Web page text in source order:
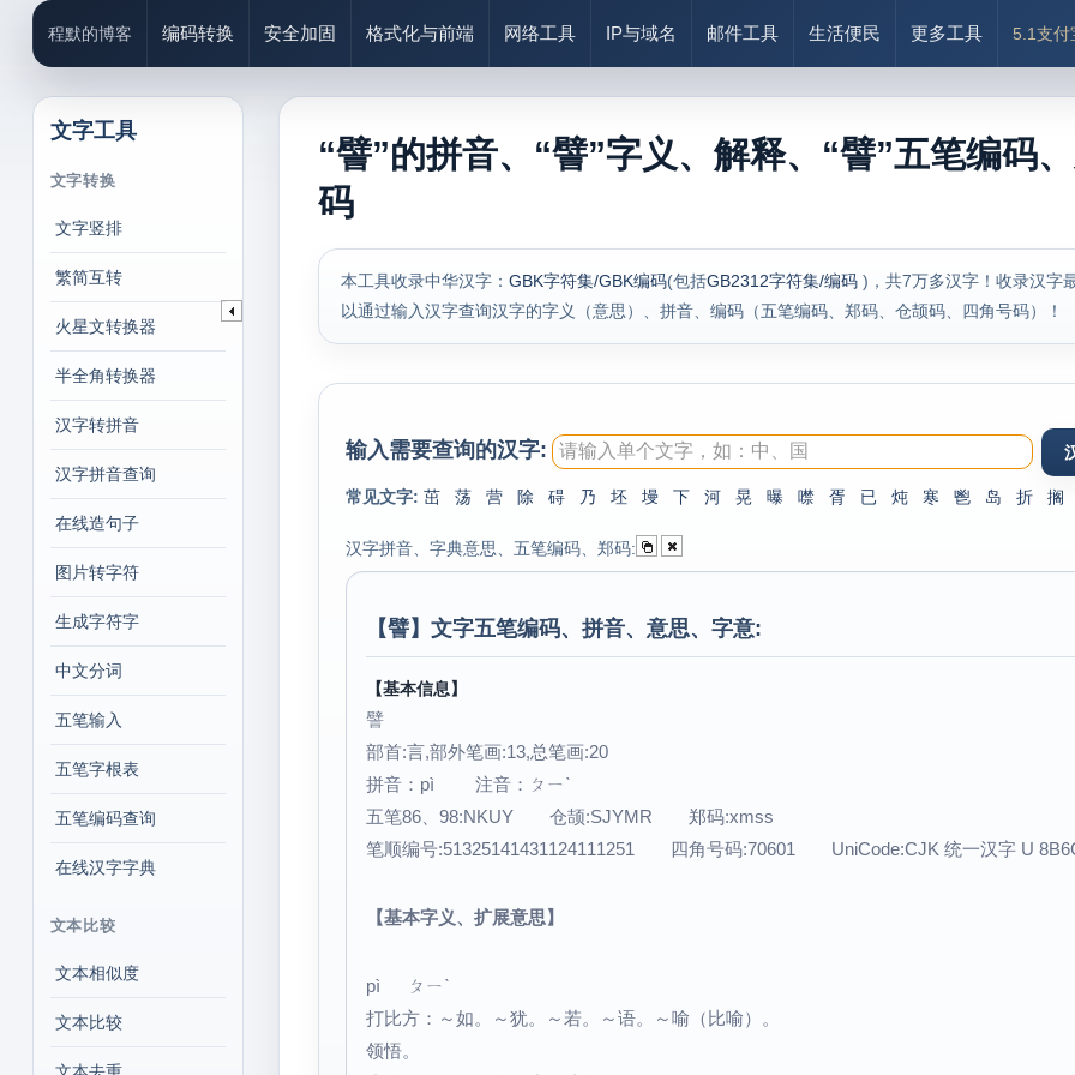
程默的博客 编码转换 安全加固 格式化与前端 网络工具 IP与域名 邮件工具 生活便民 更多工具 5.1支付
文字工具
文字转换
文字竖排
繁简互转
火星文转换器
半全角转换器
汉字转拼音
汉字拼音查询
在线造句子
图片转字符
生成字符字
中文分词
五笔输入
五笔字根表
五笔编码查询
在线汉字字典
文本比较
文本相似度
文本比较
“譬”的拼音、“譬”字义、解释、“譬”五笔编码
码
本工具收录中华汉字： GBK字符集/GBK编码(包括GB2312字符集/编码 )，共7万多汉字！收录汉字
以通过输入汉字查询汉字的字义（意思）、拼音、编码（五笔编码、郑码、仓颉码、四角号码）！
输入需要查询的汉字:
常见文字: 茁 荡 营 除 碍 乃 坯 墁 下 河 晃 曝 噤 胥 已 炖 寒 鬯 岛 折 搁
汉字拼音、字典意思、五笔编码、郑码:
【譬】文字五笔编码、拼音、意思、字意:
【基本信息】
譬
部首:言,部外笔画:13,总笔画:20
拼音：pì 注音：ㄆㄧˋ
五笔86、98:NKUY 仓颉:SJYMR 郑码:xmss
笔顺编号:51325141431124111251 四角号码:70601 UniCode:CJK 统一汉字 U
【基本字义、扩展意思】
pì ㄆㄧˋ
打比方：～如。～犹。～若。～语。～喻（比喻）。
领悟。